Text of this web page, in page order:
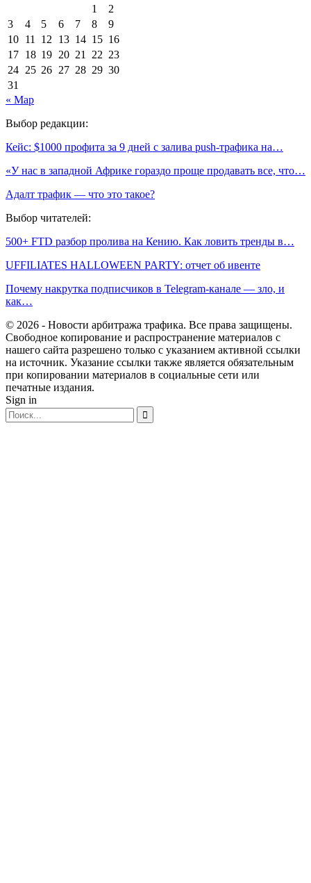
1
2
3
4 5 6 7 8
9
10 11 12 13 14 15 16
17 18 19 20 21 22 23
24 25 26 27 28 29 30
31
« Мар
Выбор редакции:
Кейс: $1000 профита за 9 дней с залива push-трафика на…
«У нас в западной Африке гораздо проще продавать все, что…
Адалт трафик — что это такое?
Выбор читателей:
500+ FTD разбор пролива на Кению. Как ловить тренды в…
UFFILIATES HALLOWEEN PARTY: отчет об ивенте
Почему накрутка подписчиков в Telegram-канале — зло, и
как…
© 2026 - Новости арбитража трафика. Все права защищены.
Свободное копирование и распространение материалов с
нашего сайта разрешено только с указанием активной ссылки
на источник. Указание ссылки также является обязательным
при копировании материалов в социальные сети или
печатные издания.
Sign in